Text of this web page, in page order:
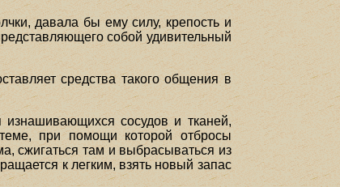
давала бы ему силу, крепость и
собой удивительный
средства такого общения в
сосудов и тканей,
при помощи которой отбросы
сжигаться там и выбрасываться из
к легким, взять новый запас